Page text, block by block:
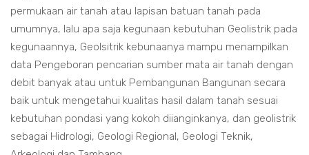
permukaan air tanah atau lapisan batuan tanah pada
umumnya, lalu apa saja kegunaan kebutuhan Geolistrik pada
kegunaannya, Geolsitrik kebunaanya mampu menampilkan
data Pengeboran pencarian sumber mata air tanah dengan
debit banyak atau untuk Pembangunan Bangunan secara
baik untuk mengetahui kualitas hasil dalam tanah sesuai
kebutuhan pondasi yang kokoh diianginkanya, dan geolistrik
sebagai Hidrologi, Geologi Regional, Geologi Teknik,